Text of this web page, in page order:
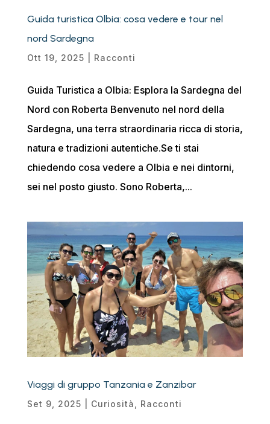
Guida turistica Olbia: cosa vedere e tour nel
nord Sardegna
Ott 19, 2025 Racconti
Guida Turistica a Olbia: Esplora la Sardegna del
Nord con Roberta Benvenuto nel nord della
Sardegna, una terra straordinaria ricca di storia,
natura e tradizioni autentiche.Se ti stai
chiedendo cosa vedere a Olbia e nei dintorni,
sei nel posto giusto. Sono Roberta,...
Viaggi di gruppo Tanzania e Zanzibar
Set 9, 2025 Curiosità Racconti